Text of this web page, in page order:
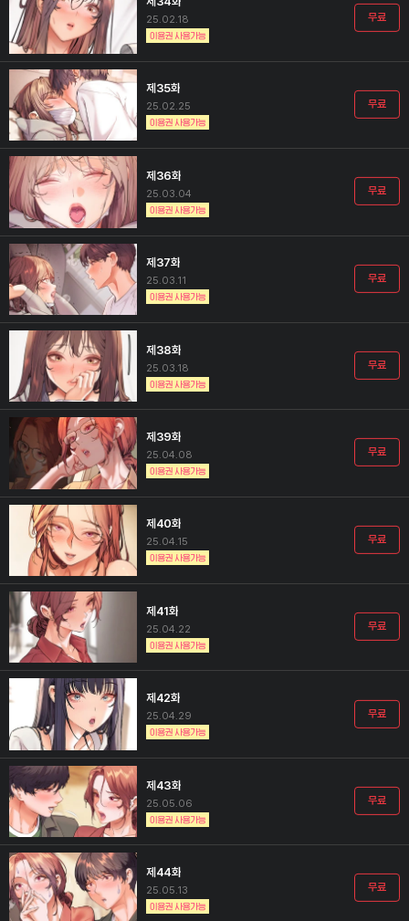
25.02.18 무료
제35화
25.02.25 무료
제36화
25.03.04 무료
제37화
25.03.11 무료
제38화
25.03.18 무료
제39화
25.04.08 무료
제40화
25.04.15 무료
제41화
25.04.22 무료
제42화
25.04.29 무료
제43화
25.05.06 무료
제44화
25.05.13 무료